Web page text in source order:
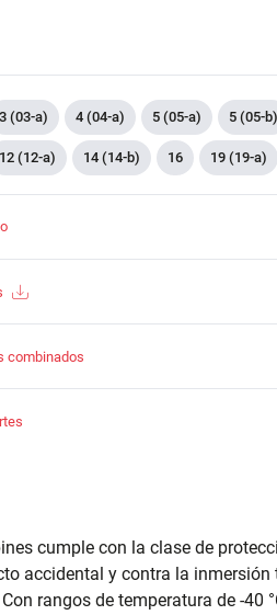
3 (03-a) 4 (04-a) 5 (05-a) 5 (05-b)
12 (12-a) 14 (14-b) 16 19 (19-a)
combinados
cumple con la clase de
accidental y contra la inmersión
rangos de temperatura de -40